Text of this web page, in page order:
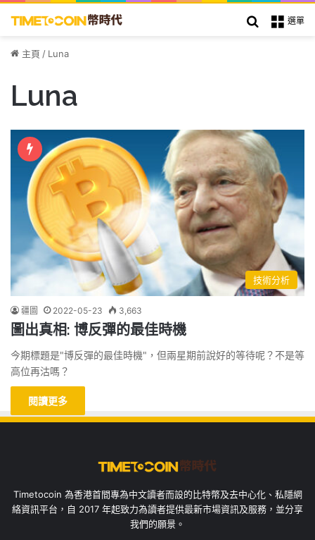
選單
搜索
主頁 / Luna
Luna
技術分析
疆圖 2022-05-23 3,663
圖出真相: 博反彈的最佳時機
今期標題是"博反彈的最佳時機"，但兩星期前說好的等待呢？不是等
高位再沽嗎？
閱讀更多
Timetocoin 為香港首間專為中文讀者而設的比特幣及去中心化、私隱網
絡資訊平台，自 2017 年起致力為讀者提供最新市場資訊及服務，並分享
我們的願景。